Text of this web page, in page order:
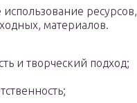
ресурсов,
материалов.
и творческий подход;